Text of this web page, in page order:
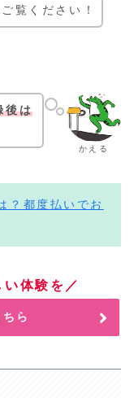
覧ください！
かえる
後は
？都度払いでお
体験を／
ら